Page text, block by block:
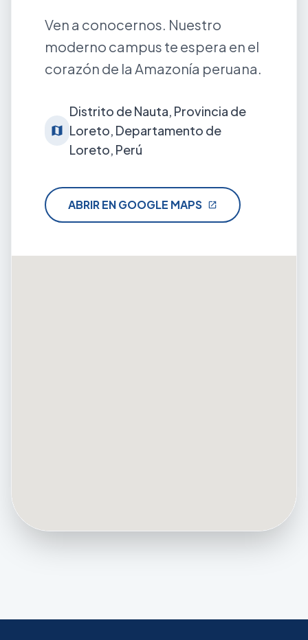
Ven a conocernos. Nuestro
moderno campus te espera en el
corazón de la Amazonía peruana.
map
Distrito de Nauta, Provincia de
Loreto, Departamento de
Loreto, Perú
ABRIR EN GOOGLE MAPS open_in_new